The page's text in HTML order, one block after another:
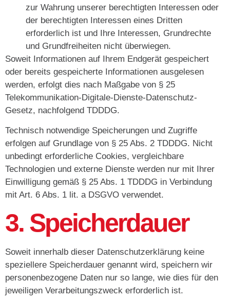
zur Wahrung unserer berechtigten Interessen oder
der berechtigten Interessen eines Dritten
erforderlich ist und Ihre Interessen, Grundrechte
und Grundfreiheiten nicht überwiegen.
Soweit Informationen auf Ihrem Endgerät gespeichert
oder bereits gespeicherte Informationen ausgelesen
werden, erfolgt dies nach Maßgabe von § 25
Telekommunikation-Digitale-Dienste-Datenschutz-
Gesetz, nachfolgend TDDDG.
Technisch notwendige Speicherungen und Zugriffe
erfolgen auf Grundlage von § 25 Abs. 2 TDDDG. Nicht
unbedingt erforderliche Cookies, vergleichbare
Technologien und externe Dienste werden nur mit Ihrer
Einwilligung gemäß § 25 Abs. 1 TDDDG in Verbindung
mit Art. 6 Abs. 1 lit. a DSGVO verwendet.
3. Speicherdauer
Soweit innerhalb dieser Datenschutzerklärung keine
speziellere Speicherdauer genannt wird, speichern wir
personenbezogene Daten nur so lange, wie dies für den
jeweiligen Verarbeitungszweck erforderlich ist.